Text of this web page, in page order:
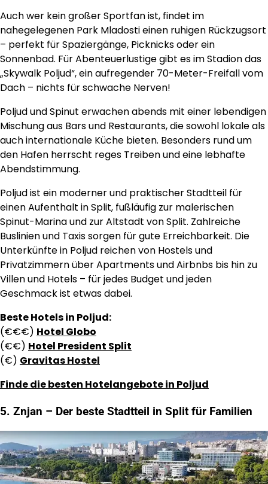
Auch wer kein großer Sportfan ist, findet im
nahegelegenen Park Mladosti einen ruhigen Rückzugsort
– perfekt für Spaziergänge, Picknicks oder ein
Sonnenbad. Für Abenteuerlustige gibt es im Stadion das
„Skywalk Poljud“, ein aufregender 70-Meter-Freifall vom
Dach – nichts für schwache Nerven!
Poljud und Spinut erwachen abends mit einer lebendigen
Mischung aus Bars und Restaurants, die sowohl lokale als
auch internationale Küche bieten. Besonders rund um
den Hafen herrscht reges Treiben und eine lebhafte
Abendstimmung.
Poljud ist ein moderner und praktischer Stadtteil für
einen Aufenthalt in Split, fußläufig zur malerischen
Spinut-Marina und zur Altstadt von Split. Zahlreiche
Buslinien und Taxis sorgen für gute Erreichbarkeit. Die
Unterkünfte in Poljud reichen von Hostels und
Privatzimmern über Apartments und Airbnbs bis hin zu
Villen und Hotels – für jedes Budget und jeden
Geschmack ist etwas dabei.
Beste Hotels in Poljud:
(€€€) Hotel Globo
(€€) Hotel President Split
(€) Gravitas Hostel
Finde die besten Hotelangebote in Poljud
5. Znjan – Der beste Stadtteil in Split für Familien